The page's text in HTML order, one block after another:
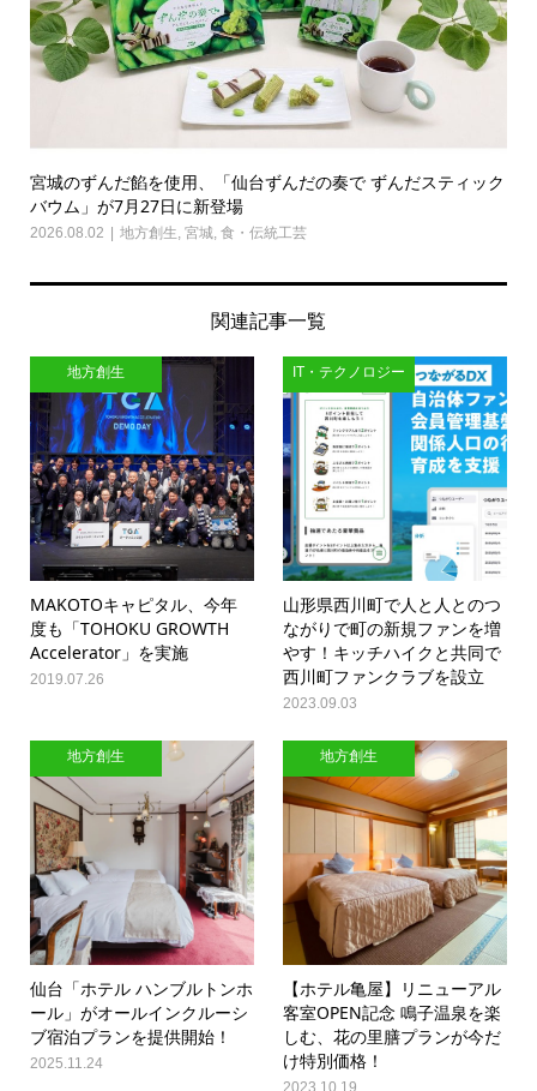
宮城のずんだ餡を使用、「仙台ずんだの奏で ずんだスティック
バウム」が7月27日に新登場
2026.08.02 地方創生, 宮城, 食・伝統工芸
関連記事一覧
地方創生
MAKOTOキャピタル、今年
度も「TOHOKU GROWTH
Accelerator」を実施
2019.07.26
IT・テクノロジー
山形県西川町で人と人とのつ
ながりで町の新規ファンを増
やす！キッチハイクと共同で
西川町ファンクラブを設立
2023.09.03
地方創生
仙台「ホテル ハンブルトンホ
ール」がオールインクルーシ
ブ宿泊プランを提供開始！
2025.11.24
地方創生
【ホテル亀屋】リニューアル
客室OPEN記念 鳴子温泉を楽
しむ、花の里膳プランが今だ
け特別価格！
2023.10.19